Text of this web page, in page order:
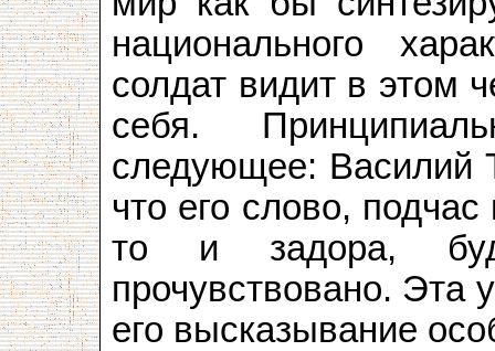
национального
солдат видит в этом
себя.
следующее: Василий
что его слово,
то и задора,
прочувствовано. Эта
его высказывание